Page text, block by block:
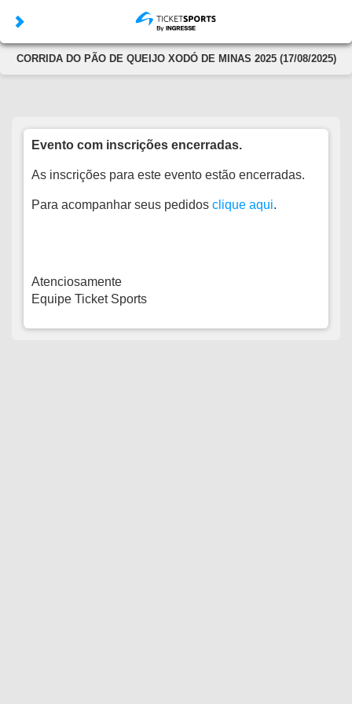
CORRIDA DO PÃO DE QUEIJO XODÓ DE MINAS 2025 (17/08/2025)
Evento com inscrições encerradas.
As inscrições para este evento estão encerradas.
Para acompanhar seus pedidos clique aqui.
Atenciosamente
Equipe Ticket Sports